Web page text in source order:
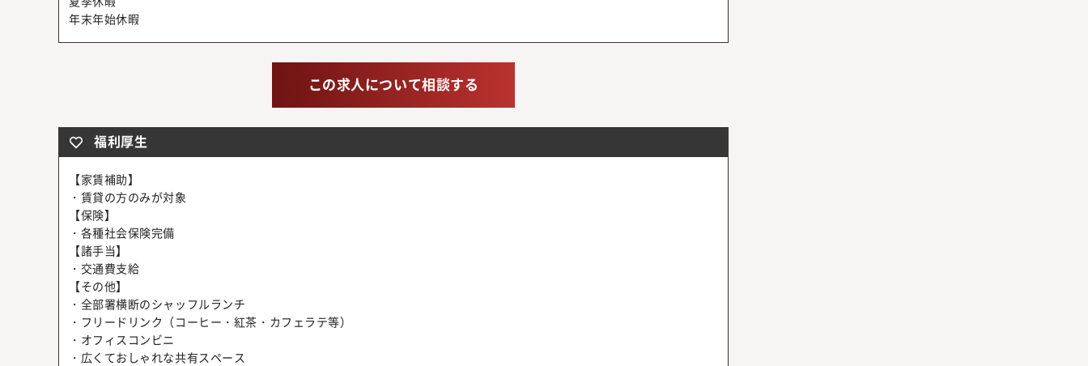
年末年始休暇
この求人について相談する
福利厚生
【家賃補助】
・賃貸の方のみが対象
【保険】
・各種社会保険完備
【諸手当】
・交通費支給
【その他】
・全部署横断のシャッフルランチ
・フリードリンク（コーヒー・紅茶・カフェラテ等）
・オフィスコンビニ
・広くておしゃれな共有スペース